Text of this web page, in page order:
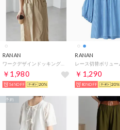
RANAN
￥1,980
56%OFF 20%
RANAN
￥1,290
80%OFF 20%
予約